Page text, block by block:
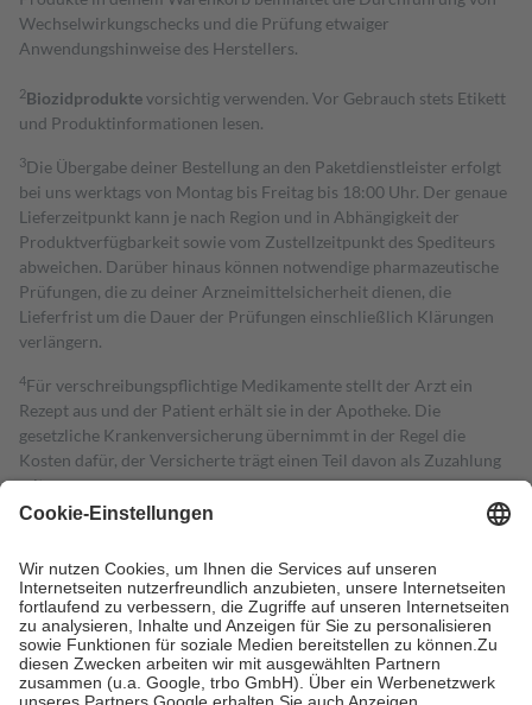
Wechselwirkungschecks und die Prüfung etwaiger
Anwendungshinweise des Herstellers.
2Biozidproduktevorsichtig verwenden. Vor Gebrauch stets Etikett
und Produktinformationen lesen.
3Die Übergabe deiner Bestellung an den Paketdienstleister erfolgt
bei uns werktags von Montag bis Freitag bis 18:00 Uhr. Der genaue
Lieferzeitpunkt kann je nach Region und in Abhängigkeit der
Produktverfügbarkeit sowie vom Zustellzeitpunkt des Spediteurs
abweichen. Darüber hinaus können notwendige pharmazeutische
Prüfungen, die zu deiner Arzneimittelsicherheit dienen, die
Lieferfrist um die Dauer der Prüfungen einschließlich Klärungen
verlängern.
4Für verschreibungspflichtige Medikamente stellt der Arzt ein
Rezept aus und der Patient erhält sie in der Apotheke. Die
gesetzliche Krankenversicherung übernimmt in der Regel die
Kosten dafür, der Versicherte trägt einen Teil davon als Zuzahlung
mit.
Grundsätzlich leisten Mitglieder Zuzahlungen in Höhe von zehn
höchstens zehn Euro.
Es sind jedoch nie mehr als die tatsächlichen
Kosten der Leistung zu entrichten.
Diese Regeln gelten grundsätzlich auch für Online-Apotheken.
Bei Heilmitteln und häuslicher Krankenpflege beträgt die
Zuzahlung zehn Prozent der Kosten sowie zehn Euro je
Verordnung.